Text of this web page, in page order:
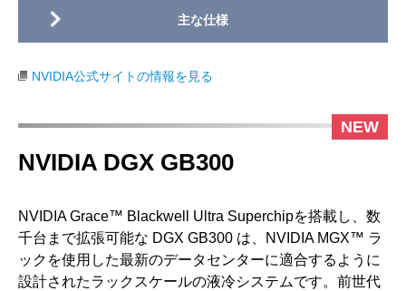
NVIDIA公式サイトの情報を見る
NVIDIA DGX GB300
NVIDIA Grace™ Blackwell Ultra Superchipを搭載し、数
千台まで拡張可能な DGX GB300 は、NVIDIA MGX™ ラ
ックを使用した最新のデータセンターに適合するように
設計されたラックスケールの液冷システムです。前世代